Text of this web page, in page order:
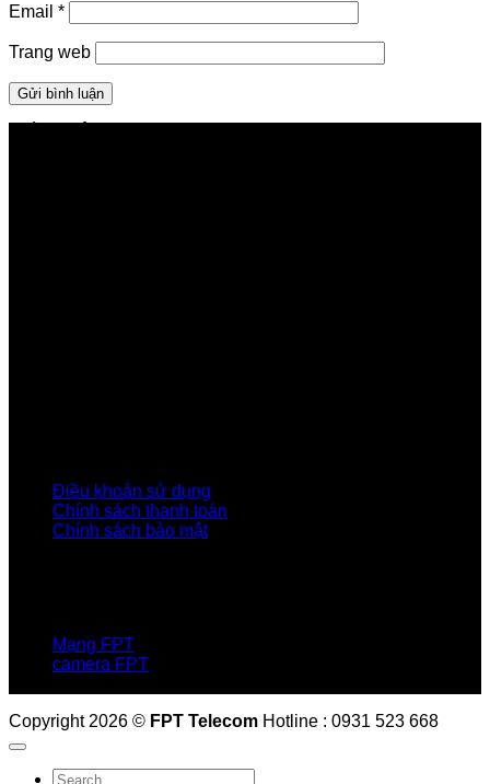
Email *
Trang web
Điều khoản sử dụng
Chính sách thanh toán
Chính sách bảo mật
Mạng FPT
camera FPT
Copyright 2026 © FPT Telecom Hotline : 0931 523 668